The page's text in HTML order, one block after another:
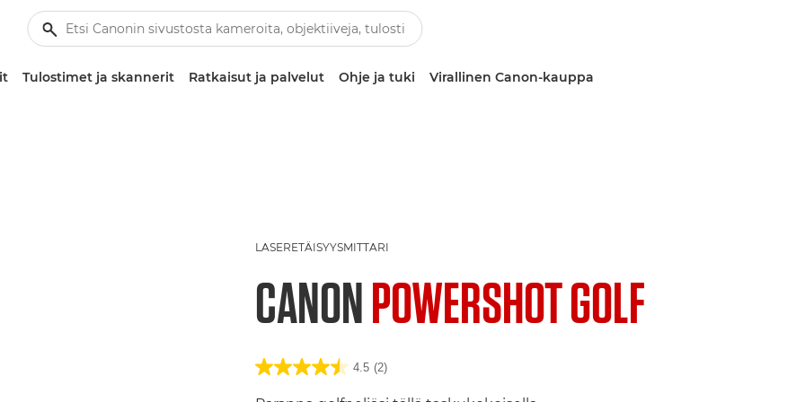
Tulostimet ja skannerit Ratkaisut ja palvelut Ohje ja tuki Virallinen Canon-kauppa
LASERETÄISYYSMITTARI
CANONPOWERSHOT GOLF
4.5 (2)